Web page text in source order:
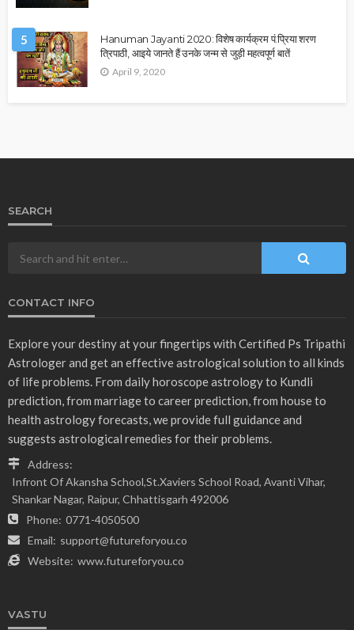
5
Hanuman Jayanti 2020: विशेष कार्यक्रम पं.प्रिया शरण
त्रिपाठी, आइये जानते हैं उनके जन्म से जुड़ी महत्वपूर्ण बातें
April 9, 2020
SEARCH
CONTACT INFO
Explore your destiny at your fingertips with Certified Ps Tripathi
Astrologer and get an effective astrological solution to all kinds
of life problems. From daily horoscope astrology to Kundli
prediction, from marriage to career prediction, from house to
health astrology forecasts, we provide full guidance and
suggests astrological remedies for their problems.
Address:
Infront Of Akansha School,St.Xaviers School Road, Avanti Vihar,
Shankar Nagar, Raipur, Chhattisgarh 492006
Phone: 0771-4050500
Email: support@futureforyou.co
Website: www.futureforyou.co
VASTU